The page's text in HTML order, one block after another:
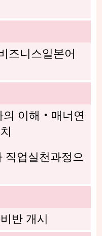
즈니스일본어
이해・매너연
직업실천과정으
반 개시